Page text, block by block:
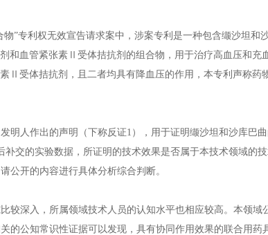
专利权无效宣告请求案中，涉案专利是一种包含缬沙坦和
和血管紧张素Ⅱ受体拮抗剂的组合物，用于治疗高血压和充
Ⅱ受体拮抗剂，且二者均具有降血压的作用，本专利声称药
人作出的声明（下称反证1），用于证明缬沙坦和沙库巴
交的实验数据，所证明的技术效果是否属于本技术领域的
公开的内容进行具体分析综合判断。
深入，所属领域技术人员的认知水平也相应较高。本领域
的公知常识性证据可以发现，具有协同作用效果的联合用